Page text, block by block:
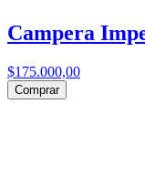
Campera
$175.000,00
Comprar